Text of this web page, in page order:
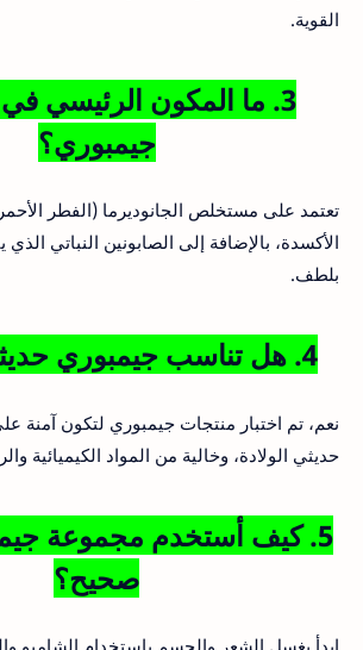
القوية.
3. ما المكون الرئيسي
جيمبوري؟
تعتمد على مستخلص الجانوديرما (الفطر
الأكسدة، بالإضافة إلى الصابونين النباتي
بلطف.
4. هل تناسب جيمبوري حديثي الولادة؟
نعم، تم اختبار منتجات جيمبوري لتكون آمنة
حديثي الولادة، وخالية من المواد الكيميائية
5. كيف أستخدم مجموعة
صحيح؟